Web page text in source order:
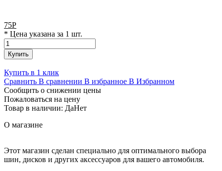
75Р
* Цена указана за 1 шт.
Купить
Купить в 1 клик
Сравнить В сравнении В избранное В Избранном
Сообщить о снижении цены
Пожаловаться на цену
Товар в наличии: ДаНет
О магазине
Этот магазин сделан специально для оптимального выбора
шин, дисков и других аксессуаров для вашего автомобиля.